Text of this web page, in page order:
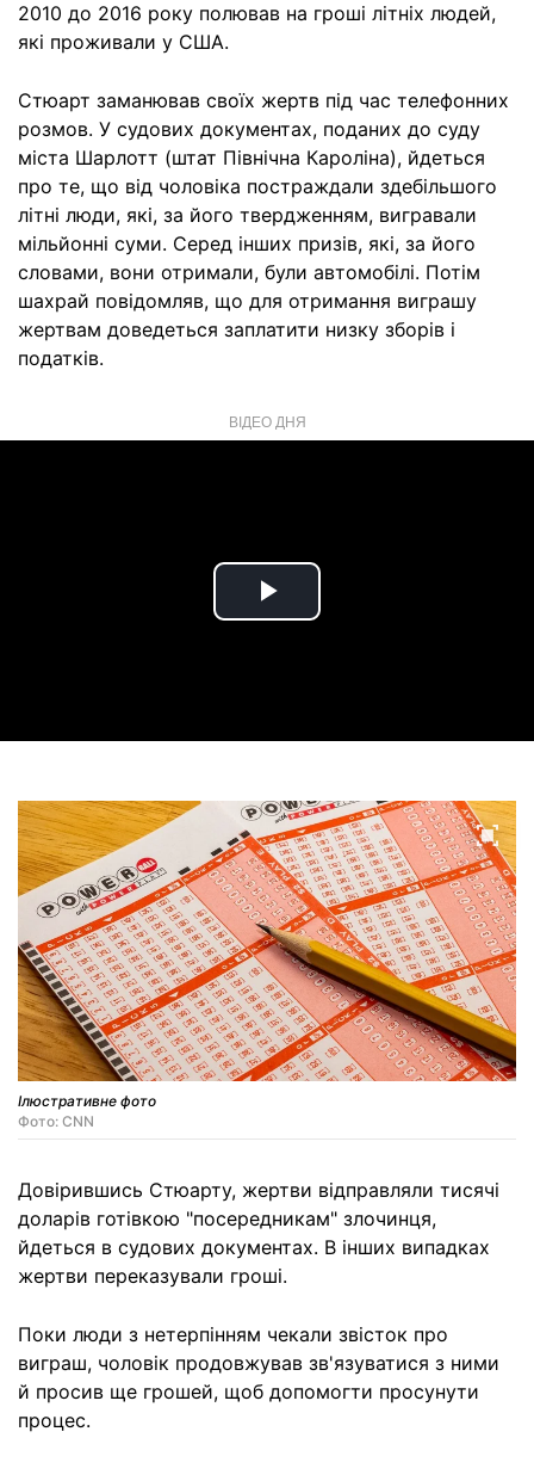
2010 до 2016 року полював на гроші літніх людей,
які проживали у США.
Стюарт заманював своїх жертв під час телефонних
розмов. У судових документах, поданих до суду
міста Шарлотт (штат Північна Кароліна), йдеться
про те, що від чоловіка постраждали здебільшого
літні люди, які, за його твердженням, вигравали
мільйонні суми. Серед інших призів, які, за його
словами, вони отримали, були автомобілі. Потім
шахрай повідомляв, що для отримання виграшу
жертвам доведеться заплатити низку зборів і
податків.
ВІДЕО ДНЯ
Play
Ілюстративне фото
Фото: CNN
Довірившись Стюарту, жертви відправляли тисячі
доларів готівкою "посередникам" злочинця,
йдеться в судових документах. В інших випадках
жертви переказували гроші.
Поки люди з нетерпінням чекали звісток про
виграш, чоловік продовжував зв'язуватися з ними
й просив ще грошей, щоб допомогти просунути
процес.